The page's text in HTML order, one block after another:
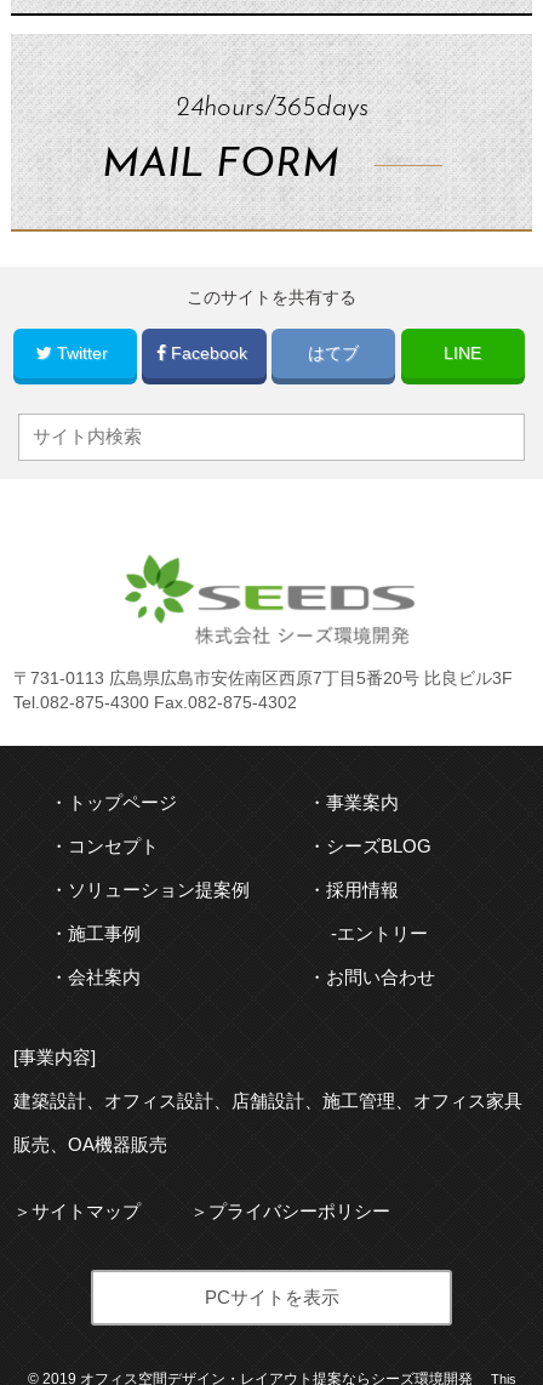
24hours/365days
MAIL FORM
このサイトを共有する
Twitter Facebook はてブ LINE
〒731-0113 広島県広島市安佐南区西原7丁目5番20号 比良ビル3F
Tel.082-875-4300 Fax.082-875-4302
トップページ
コンセプト
ソリューション提案例
施工事例
会社案内
事業案内
シーズBLOG
採用情報
エントリー
お問い合わせ
[事業内容]
建築設計、 オフィス設計、 店舗設計、施工管理、 オフィス家具
販売、OA機器販売
サイトマップ プライバシーポリシー
PCサイトを表示
© 2019 オフィス空間デザイン・レイアウト提案ならシーズ環境開発 This